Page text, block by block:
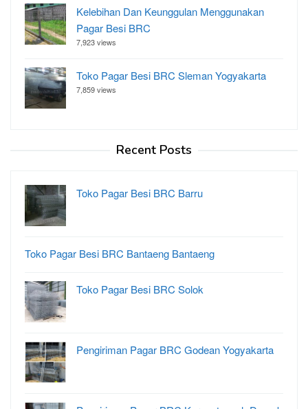
Kelebihan Dan Keunggulan Menggunakan
Pagar Besi BRC
7,923 views
Toko Pagar Besi BRC Sleman Yogyakarta
7,859 views
Recent Posts
Toko Pagar Besi BRC Barru
Toko Pagar Besi BRC Bantaeng Bantaeng
Toko Pagar Besi BRC Solok
Pengiriman Pagar BRC Godean Yogyakarta